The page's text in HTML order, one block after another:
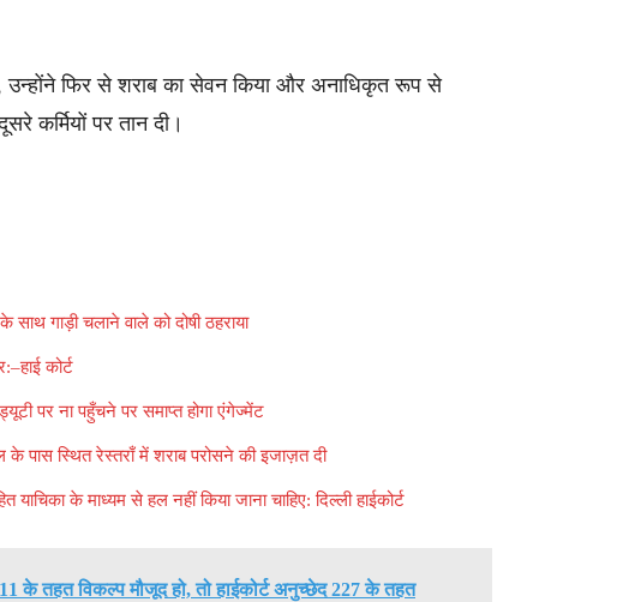
उन्होंने फिर से शराब का सेवन किया और अनाधिकृत रूप से
कर्मियों पर तान दी।
गाड़ी चलाने वाले को दोषी ठहराया
कोर्ट
पर ना पहुँचने पर समाप्त होगा एंगेज्मेंट
पास स्थित रेस्तराँ में शराब परोसने की इजाज़त दी
याचिका के माध्यम से हल नहीं किया जाना चाहिए: दिल्ली हाईकोर्ट
तहत विकल्प मौजूद हो, तो हाईकोर्ट अनुच्छेद 227 के तहत